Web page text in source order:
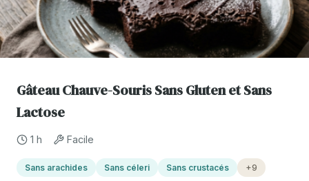
Gâteau Chauve-Souris Sans Gluten et Sans
Lactose
1 h Facile
Sans arachides Sans céleri Sans crustacés +9